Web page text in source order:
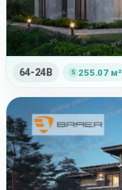
64-24B 255.07 м²